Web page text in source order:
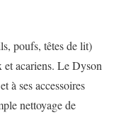
poufs, têtes de lit)
et acariens. Le Dyson
à ses accessoires
nettoyage de